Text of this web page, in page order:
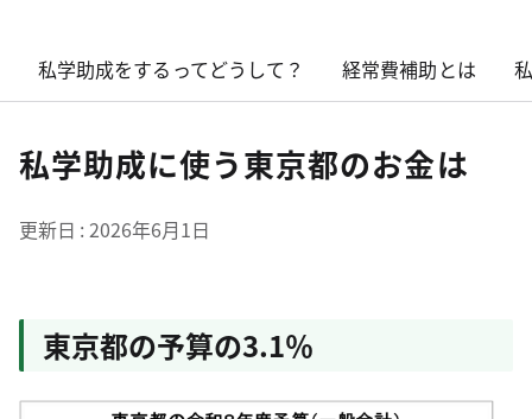
私学助成をするってどうして？ 経常費補助とは
私学助成に使う東京都のお金は
更新日 2026年6月1日
東京都の予算の3.1％